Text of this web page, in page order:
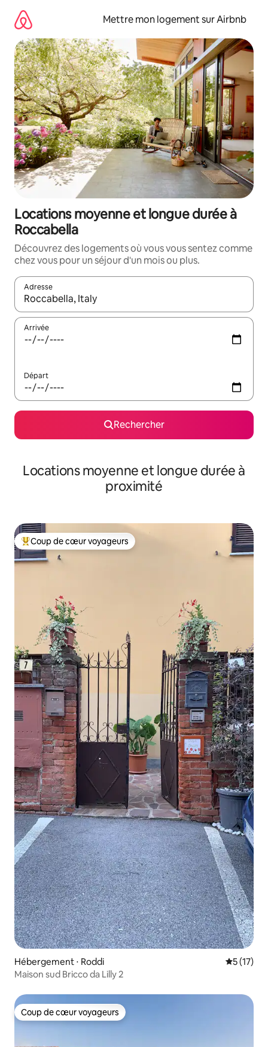
directement
contenu
Mettre mon logement sur Airbnb
Locations moyenne et longue durée à
Roccabella
Découvrez des logements où vous vous sentez comme
chez vous pour un séjour d'un mois ou plus.
Adresse
Lorsque les résultats s'affichent, utilisez les flèches vers le
Arrivée
Départ
Rechercher
Locations moyenne et longue durée à
proximité
Coups de cœur voyageurs les plus appréciés
Coup de cœur voyageurs
Hébergement ⋅ Roddi
5 (17)
Maison sud Bricco da Lilly 2
Coup de cœur voyageurs
Coup de cœur voyageurs